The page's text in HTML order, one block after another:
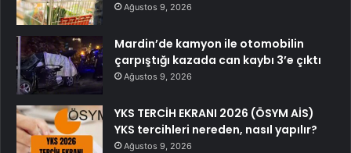
Ağustos 9, 2026
Mardin’de kamyon ile otomobilin
çarpıştığı kazada can kaybı 3’e çıktı
Ağustos 9, 2026
YKS TERCİH EKRANI 2026 (ÖSYM AİS)
YKS tercihleri nereden, nasıl yapılır?
Ağustos 9, 2026